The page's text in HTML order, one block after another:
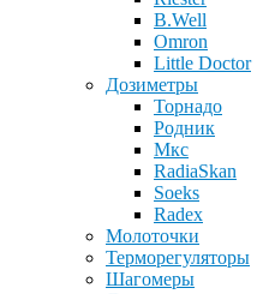
B.Well
Omron
Little Doctor
Дозиметры
Торнадо
Родник
Мкс
RadiaSkan
Soeks
Radex
Молоточки
Терморегуляторы
Шагомеры